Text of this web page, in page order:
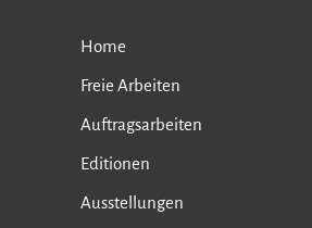
Home
Freie Arbeiten
Auftragsarbeiten
Editionen
Ausstellungen